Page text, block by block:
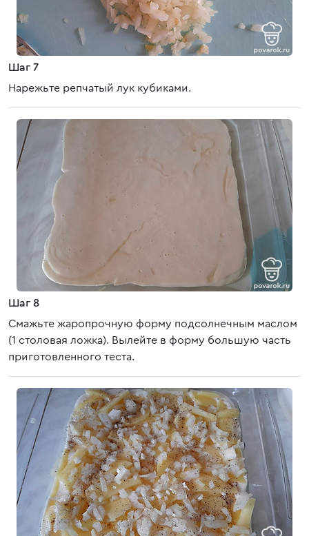
Шаг 7
Нарежьте репчатый лук кубиками.
Шаг 8
Смажьте жаропрочную форму подсолнечным маслом
(1 столовая ложка). Вылейте в форму большую часть
приготовленного теста.